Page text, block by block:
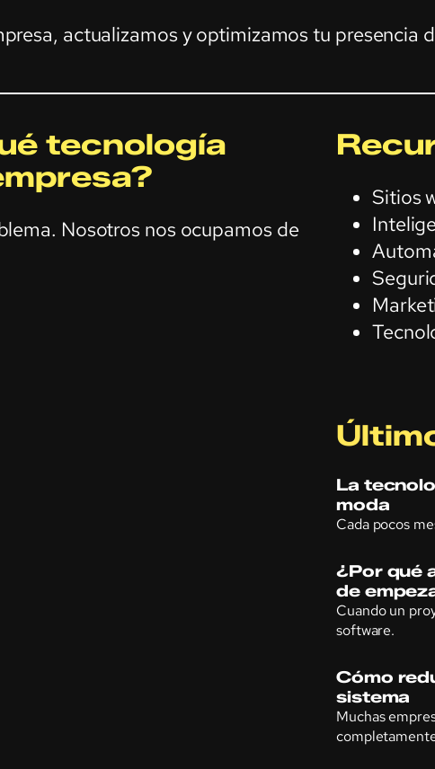
actualizamos y optimizamos tu presencia
tecnología
Nosotros nos ocupamos de
Sitios
La
moda
Cada pocos
¿Por qué
de
Cuando un
software.
Cómo
sistema
Muchas